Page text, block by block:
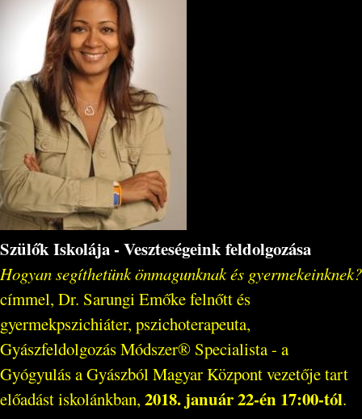
Szülők Iskolája - Veszteségeink feldolgozása
Hogyan segíthetünk önmagunknak és gyermekeinknek?
címmel, Dr. Sarungi Emőke felnőtt és
gyermekpszichiáter, pszichoterapeuta,
Gyászfeldolgozás Módszer® Specialista - a
Gyógyulás a Gyászból Magyar Központ vezetője tart
előadást iskolánkban, 2018. január 22-én 17:00-tól.